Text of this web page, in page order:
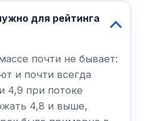
для рейтинга
почти не бывает:
и почти всегда
4,9 при потоке
4,8 и выше,